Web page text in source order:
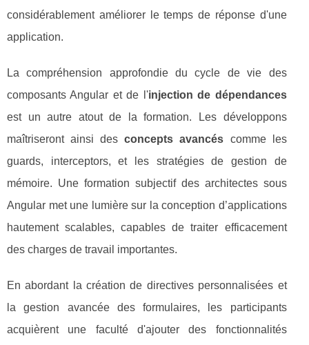
considérablement améliorer le temps de réponse d'une
application.
La compréhension approfondie du cycle de vie des
composants Angular et de l'injection de dépendances
est un autre atout de la formation. Les développons
maîtriseront ainsi desconcepts avancés comme les
guards, interceptors, et les stratégies de gestion de
mémoire. Une formation subjectif des architectes sous
Angular met une lumière sur la conception d’applications
hautement scalables, capables de traiter efficacement
des charges de travail importantes.
En abordant la création de directives personnalisées et
la gestion avancée des formulaires, les participants
acquièrent une faculté d'ajouter des fonctionnalités